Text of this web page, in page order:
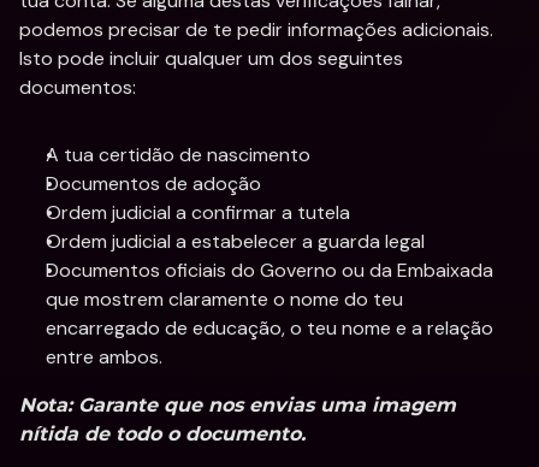
podemos precisar de te pedir informações adicionais.
Isto pode incluir qualquer um dos seguintes
documentos:
A tua certidão de nascimento
Documentos de adoção
Ordem judicial a confirmar a tutela
Ordem judicial a estabelecer a guarda legal
Documentos oficiais do Governo ou da Embaixada
que mostrem claramente o nome do teu
encarregado de educação, o teu nome e a relação
entre ambos.
Nota: Garante que nos envias uma imagem
nítida de todo o documento.